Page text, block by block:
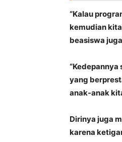
“Kalau
kemudian
beasiswa
yang
anak-anak
Dirinya juga
karena